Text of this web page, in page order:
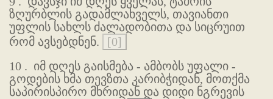
ზღურბლის გადამლახველს, თავიანთი
უფლის სახლს ძალადობითა და სიცრუით
რომ ავსებდნენ.
[0]
10 . იმ დღეს გაისმება - ამბობს უფალი -
გოდების ხმა თევზთა კარიბჭიდან, მოთქმა
საპირისპირო მხრიდან და დიდი ნგრევის